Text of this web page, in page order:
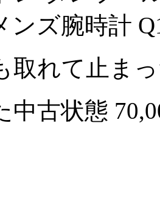
ンズ腕時計
取れて止ま
中古状態